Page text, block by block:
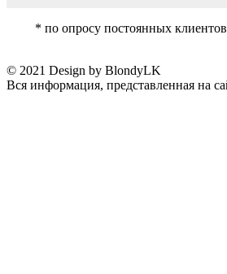
* по опросу постоянных
© 2021 Design by BlondyLK
Вся информация, представленная на